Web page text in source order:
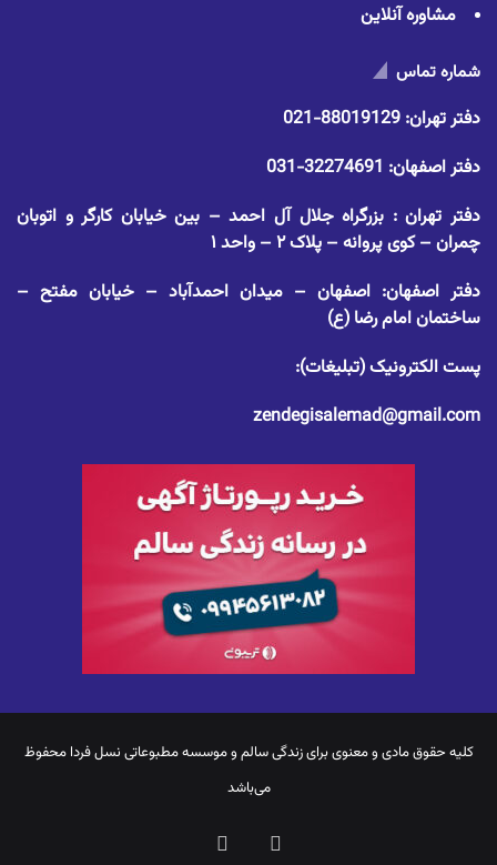
مشاوره آنلاین
شماره تماس
دفتر تهران: 88019129-021
دفتر اصفهان: 32274691-031
دفتر تهران : بزرگراه جلال آل احمد – بین خیابان کارگر و اتوبان
چمران – کوی پروانه – پلاک ۲ – واحد ۱
دفتر اصفهان: اصفهان – میدان احمدآباد – خیابان مفتح –
ساختمان امام رضا (ع)
پست الکترونیک (تبلیغات):
zendegisalemad@gmail.com
کلیه حقوق مادی و معنوی برایزندگی سالم و موسسه مطبوعاتی نسل فردا محفوظ
می‌باشد
یوتیوب